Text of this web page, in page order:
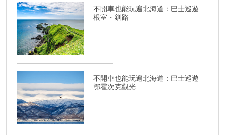
不開車也能玩遍北海道：巴士巡遊
根室・釧路
不開車也能玩遍北海道：巴士巡遊
鄂霍次克觀光